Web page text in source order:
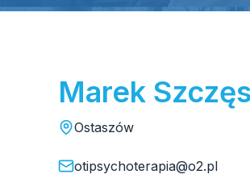
Marek
Ostaszów
otipsychoterapia@o2.pl